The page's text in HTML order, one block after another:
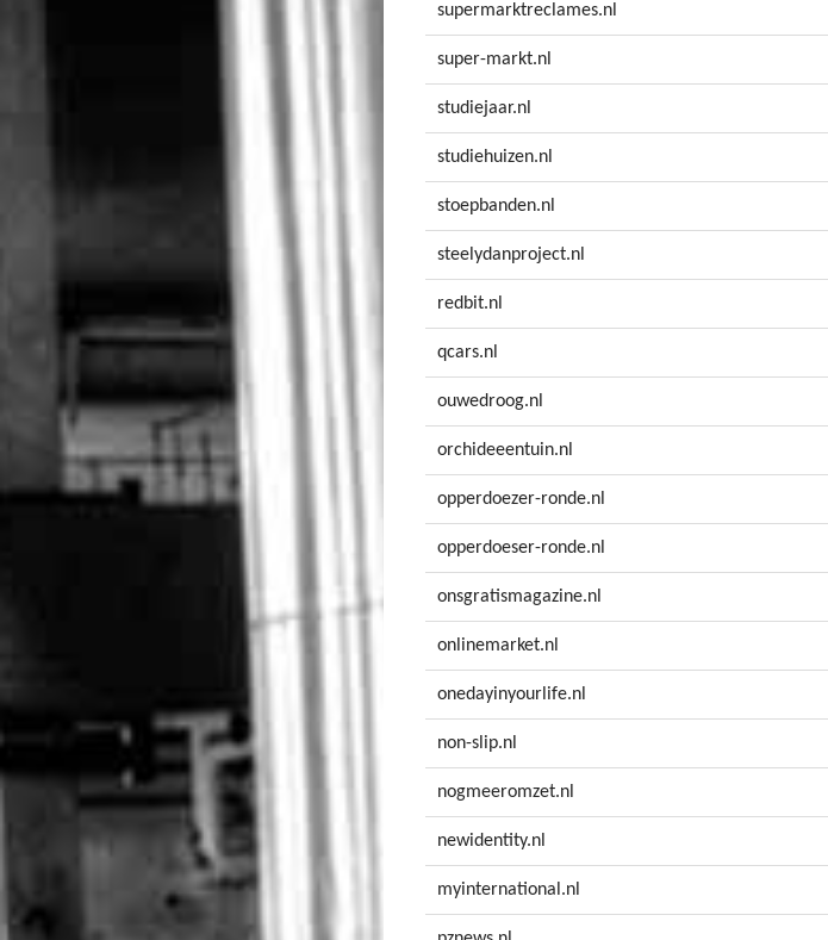
supermarktreclames.nl
super-markt.nl
studiejaar.nl
studiehuizen.nl
stoepbanden.nl
steelydanproject.nl
redbit.nl
qcars.nl
ouwedroog.nl
orchideeentuin.nl
opperdoezer-ronde.nl
opperdoeser-ronde.nl
onsgratismagazine.nl
onlinemarket.nl
onedayinyourlife.nl
non-slip.nl
nogmeeromzet.nl
newidentity.nl
myinternational.nl